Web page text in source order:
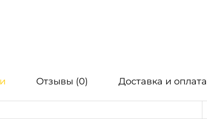
Отзывы (0) Доставка и оплата